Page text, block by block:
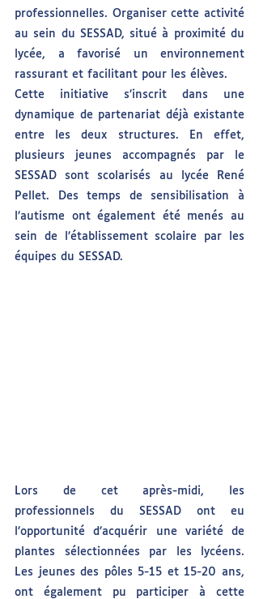
professionnelles. Organiser cette activité
au sein du SESSAD, situé à proximité du
lycée, a favorisé un environnement
rassurant et facilitant pour les élèves.
Cette initiative s’inscrit dans une
dynamique de partenariat déjà existante
entre les deux structures. En effet,
plusieurs jeunes accompagnés par le
SESSAD sont scolarisés au lycée René
Pellet. Des temps de sensibilisation à
l’autisme ont également été menés au
sein de l’établissement scolaire par les
équipes du SESSAD.
Lors de cet après-midi, les
professionnels du SESSAD ont eu
l’opportunité d’acquérir une variété de
plantes sélectionnées par les lycéens.
Les jeunes des pôles 5-15 et 15-20 ans,
ont également pu participer à cette